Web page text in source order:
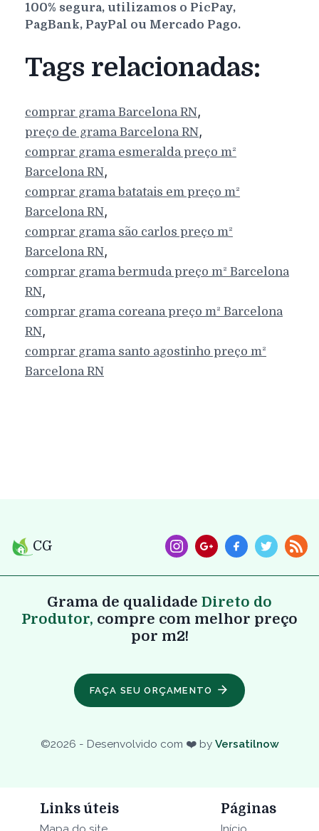
100% segura, utilizamos o PicPay,
PagBank, PayPal ou Mercado Pago.
Tags relacionadas:
comprar gramaBarcelona RN,
preço de gramaBarcelona RN,
comprar grama esmeralda preço m²
Barcelona RN,
comprar grama batatais em preço m²
Barcelona RN,
comprar grama são carlos preço m²
Barcelona RN,
comprar grama bermuda preço m² Barcelona
RN,
comprar grama coreana preço m² Barcelona
RN,
comprar grama santo agostinho preço m²
Barcelona RN
CG
Grama de qualidade Direto do
Produtor, compre com melhor preço
por m2!
FAÇA SEU ORÇAMENTO
©2026 - Desenvolvido com ❤️ by Versatilnow
Links úteis Páginas